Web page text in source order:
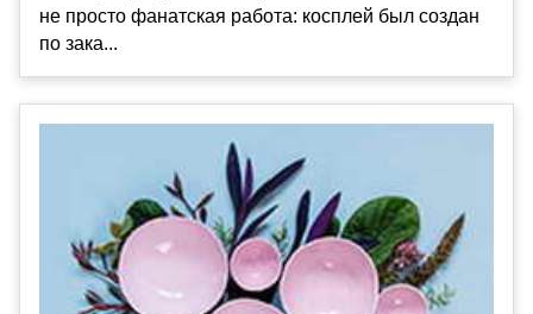
не просто фанатская работа: косплей был создан
по зака...